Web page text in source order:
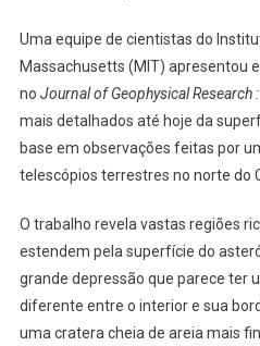
Uma equipe de cientistas do
Massachusetts (MIT) apresentou
no Journal of Geophysical Research
mais detalhados até hoje da
base em observações feitas por
telescópios terrestres no norte do
O trabalho revela vastas regiões
estendem pela superfície do
grande depressão que parece ter
diferente entre o interior e sua
uma cratera cheia de areia mais